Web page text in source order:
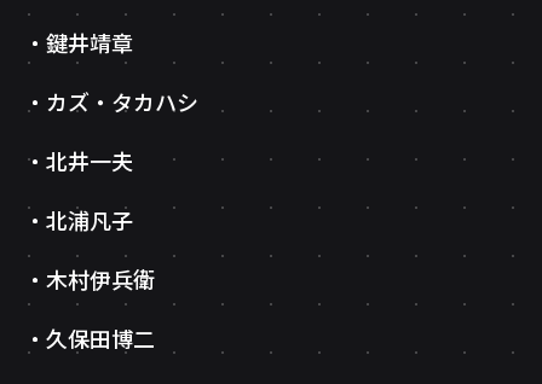
鍵井靖章
カズ・タカハシ
北井一夫
北浦凡子
木村伊兵衛
久保田博二